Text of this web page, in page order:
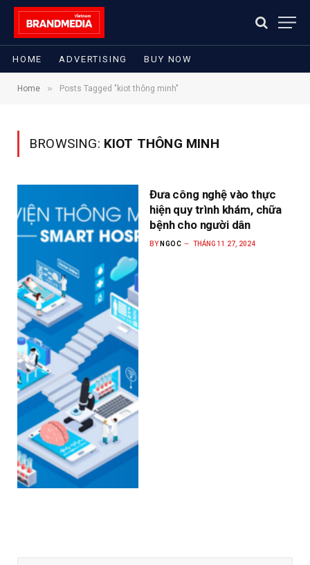
HOME ADVERTISING BUY NOW
Home » Posts Tagged "kiot thông minh"
BROWSING: KIOT THÔNG MINH
Đưa công nghệ vào thực
hiện quy trình khám, chữa
bệnh cho người dân
BY NGOC THÁNG 11 27, 2024